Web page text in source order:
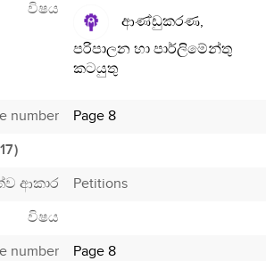
විෂය
ආණ්ඩුකරණ,
පරිපාලන හා පාර්ලිමේන්තු
කටයුතු
number
Page 8
ආකාර
Petitions
විෂය
number
Page 8